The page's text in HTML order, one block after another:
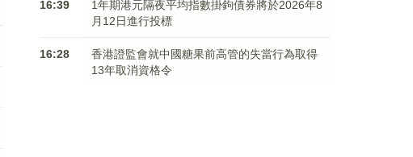
16:39
1年期港元隔夜平均指數掛鉤債券將於2026年8
月12日進行投標
16:28
香港證監會就中國糖果前高管的失當行為取得
13年取消資格令